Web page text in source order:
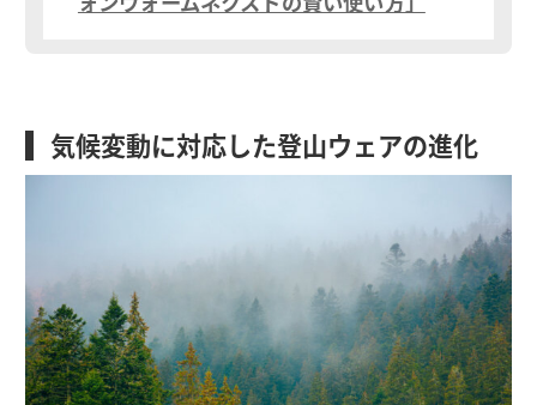
気候変動に対応した登山ウェアの進化